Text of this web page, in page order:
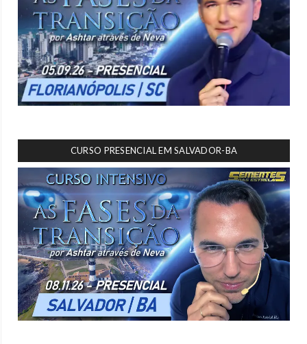
CURSO PRESENCIAL EM SALVADOR-BA